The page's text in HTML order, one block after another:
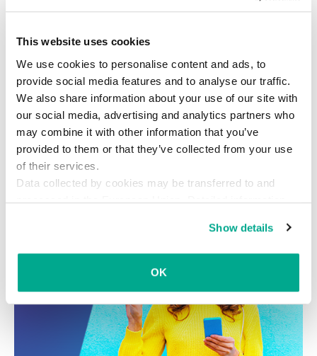
This website uses cookies
We use cookies to personalise content and ads, to
provide social media features and to analyse our traffic.
We also share information about your use of our site with
our social media, advertising and analytics partners who
may combine it with other information that you’ve
provided to them or that they’ve collected from your use
of their services.
Data collected by cookies may be transferred to and
processed in the European Union. Detailed information
Show details
OK
Windows XP
エクスプロイト